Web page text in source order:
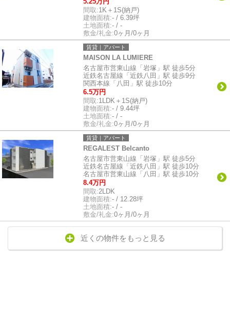
間取:1K＋1S(納戸)
建物面積:- / 6.39坪
土地面積:- / -
敷金/礼金:0ヶ月/0ヶ月
賃貸｜アパート
MAISON LA LUMIERE
名古屋市営東山線「岩塚」駅 徒歩5分
近鉄名古屋線「近鉄八田」駅 徒歩9分
関西本線「八田」駅 徒歩10分
6.5万円
間取:1LDK＋1S(納戸)
建物面積:- / 9.44坪
土地面積:- / -
敷金/礼金:0ヶ月/0ヶ月
賃貸｜アパート
REGALEST Belcanto
名古屋市営東山線「岩塚」駅 徒歩5分
近鉄名古屋線「近鉄八田」駅 徒歩10分
名古屋市営東山線「八田」駅 徒歩10分
8.4万円
間取:2LDK
建物面積:- / 12.28坪
土地面積:- / -
敷金/礼金:0ヶ月/0ヶ月
近くの物件をもっと見る